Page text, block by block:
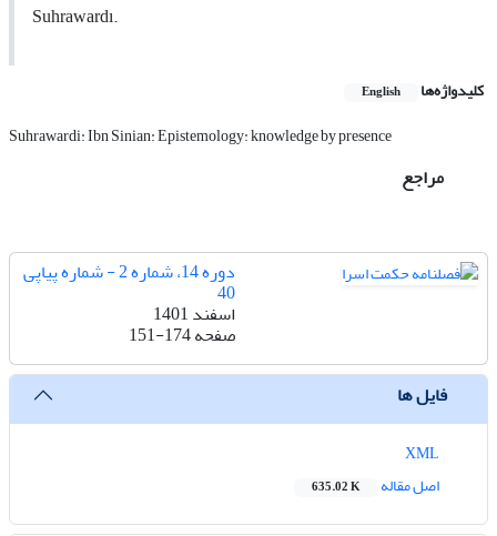
Suhrawardı.
کلیدواژه‌ها English
Suhrawardi: Ibn Sinian: Epistemology: knowledge by presence
مراجع
دوره 14، شماره 2 - شماره پیاپی
40
اسفند 1401
صفحه151-174
فایل ها
اصل مقاله
635.02 K